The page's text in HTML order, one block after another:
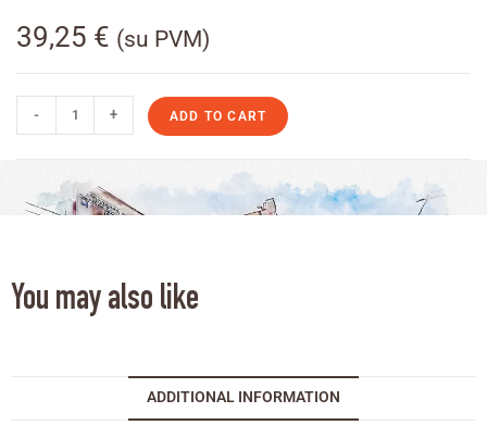
39,25 € (su PVM)
- + ADD TO CART
You may also like
ADDITIONAL INFORMATION